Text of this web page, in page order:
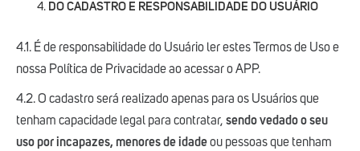
DO CADASTRO E RESPONSABILIDADE DO USUÁRIO
4.1. É de responsabilidade do Usuário ler estes Termos de Uso e
nossa Política de Privacidade ao acessar o APP.
4.2. O cadastro será realizado apenas para os Usuários que
tenham capacidade legal para contratar, sendo vedado o seu
uso por incapazes, menores de idadeou pessoas que tenham